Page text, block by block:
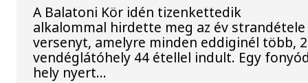
A Balatoni Kör idén tizenkettedik
alkalommal hirdette meg az év strandétele
versenyt, amelyre minden eddiginél több,
vendéglátóhely 44 étellel indult. Egy
hely nyert...